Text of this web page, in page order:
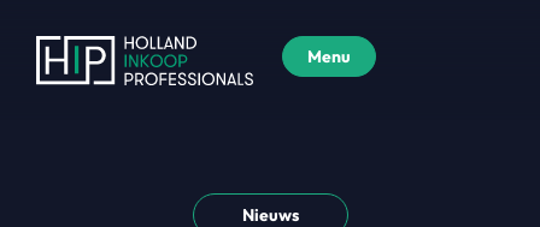
Menu
Nieuws